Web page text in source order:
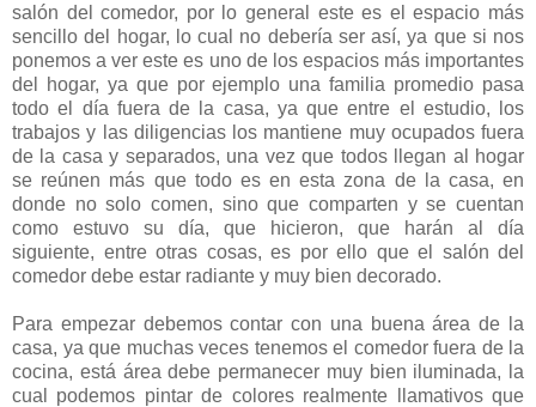
salón del comedor, por lo general este es el espacio más
sencillo del hogar, lo cual no debería ser así, ya que si nos
ponemos a ver este es uno de los espacios más importantes
del hogar, ya que por ejemplo una familia promedio pasa
todo el día fuera de la casa, ya que entre el estudio, los
trabajos y las diligencias los mantiene muy ocupados fuera
de la casa y separados, una vez que todos llegan al hogar
se reúnen más que todo es en esta zona de la casa, en
donde no solo comen, sino que comparten y se cuentan
como estuvo su día, que hicieron, que harán al día
siguiente, entre otras cosas, es por ello que el salón del
comedor debe estar radiante y muy bien decorado.
Para empezar debemos contar con una buena área de la
casa, ya que muchas veces tenemos el comedor fuera de la
cocina, está área debe permanecer muy bien iluminada, la
cual podemos pintar de colores realmente llamativos que